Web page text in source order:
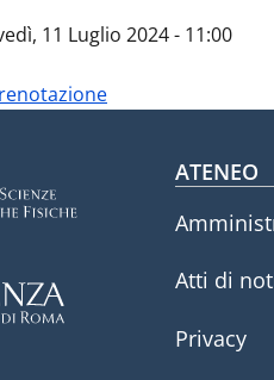
11 Luglio 2024 - 11:00
ATENEO
Atti di
Privacy